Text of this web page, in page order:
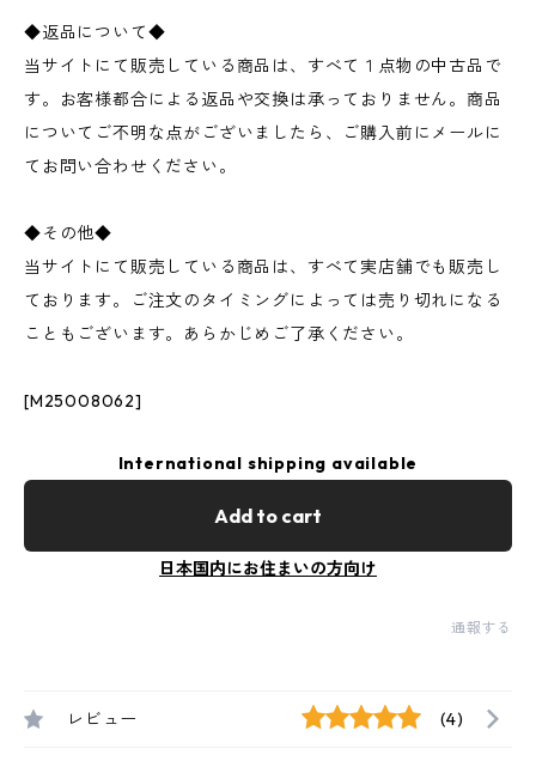
◆返品について◆
当サイトにて販売している商品は、すべて１点物の中古品で
す。お客様都合による返品や交換は承っておりません。商品
についてご不明な点がございましたら、ご購入前にメールに
てお問い合わせください。
◆その他◆
当サイトにて販売している商品は、すべて実店舗でも販売し
ております。ご注文のタイミングによっては売り切れになる
こともございます。あらかじめご了承ください。
[M25008062]
International shipping available
Add to cart
日本国内にお住まいの方向け
通報する
レビュー (4)